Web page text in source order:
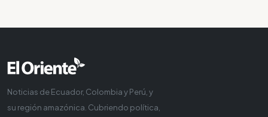
Noticias de Ecuador, Colombia y Perú, y
su región amazónica. Cubriendo política,